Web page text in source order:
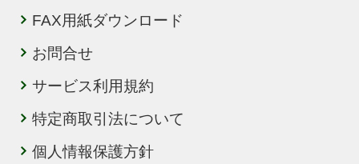
FAX用紙ダウンロード
お問合せ
サービス利用規約
特定商取引法について
個人情報保護方針